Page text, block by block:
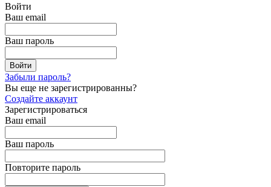
Войти
Ваш email
Ваш пароль
Забыли пароль?
Вы еще не зарегистрированны?
Создайте аккаунт
Зарегистрироваться
Ваш email
Ваш пароль
Повторите пароль